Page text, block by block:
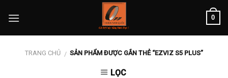
0
TRANG CHỦ / SẢN PHẨM ĐƯỢC GẮN THẺ “EZVIZ S5 PLUS”
LỌC